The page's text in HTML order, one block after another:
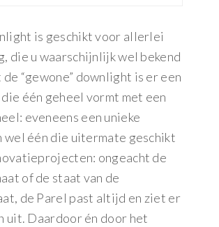
is geschikt voor allerlei
die u waarschijnlijk wel bekend
“gewone” downlight is er een
één geheel vormt met een
eveneens een unieke
wel één die uitermate geschikt
ongeacht de
of de staat van de
de Parel past altijd en ziet er
uit. Daardoor én door het